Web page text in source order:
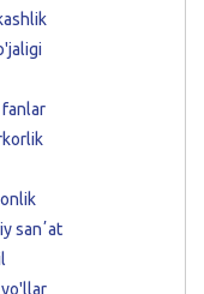
fanlar
sanʼat
yo'llar